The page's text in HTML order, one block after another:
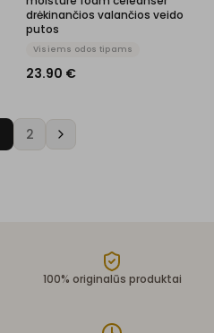
drėkinančios valančios veido
putos
Visiems odos tipams
23.90 €
2
100% originalūs produktai